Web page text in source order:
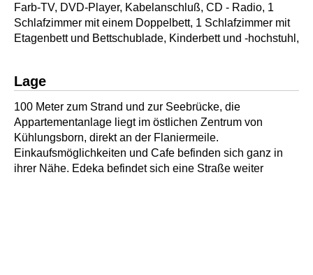
Farb-TV, DVD-Player, Kabelanschluß, CD - Radio, 1
Schlafzimmer mit einem Doppelbett, 1 Schlafzimmer mit
Etagenbett und Bettschublade, Kinderbett und -hochstuhl,
Lage
100 Meter zum Strand und zur Seebrücke, die
Appartementanlage liegt im östlichen Zentrum von
Kühlungsborn, direkt an der Flaniermeile.
Einkaufsmöglichkeiten und Cafe befinden sich ganz in
ihrer Nähe. Edeka befindet sich eine Straße weiter